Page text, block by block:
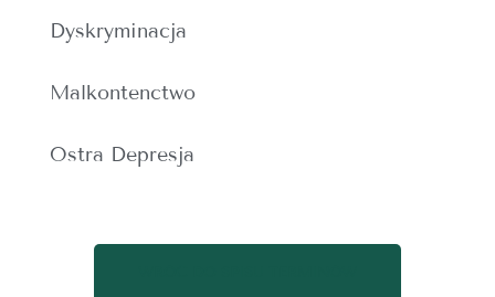
Dyskryminacja
Malkontenctwo
Ostra Depresja